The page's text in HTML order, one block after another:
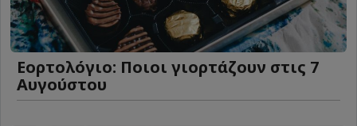
Εορτολόγιο: Ποιοι γιορτάζουν στις 7
Αυγούστου